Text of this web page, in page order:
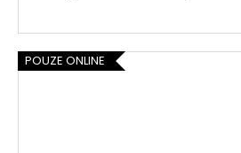
POUZE ONLINE